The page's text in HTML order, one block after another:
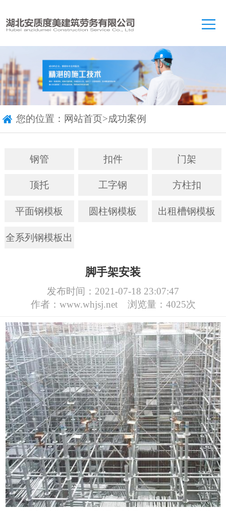
您的位置： 网站首页>成功案例
钢管 扣件 门架
顶托 工字钢 方柱扣
平面钢模板 圆柱钢模板 出租槽钢模板
全系列钢模板出
脚手架安装
发布时间：2021-07-18 23:07:47
作者：www.whjsj.net
浏览量：4025次